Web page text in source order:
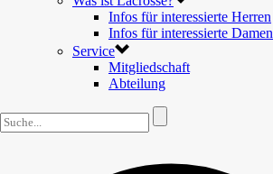
Infos für interessierte Herren
Infos für interessierte Damen
Service
Mitgliedschaft
Abteilung